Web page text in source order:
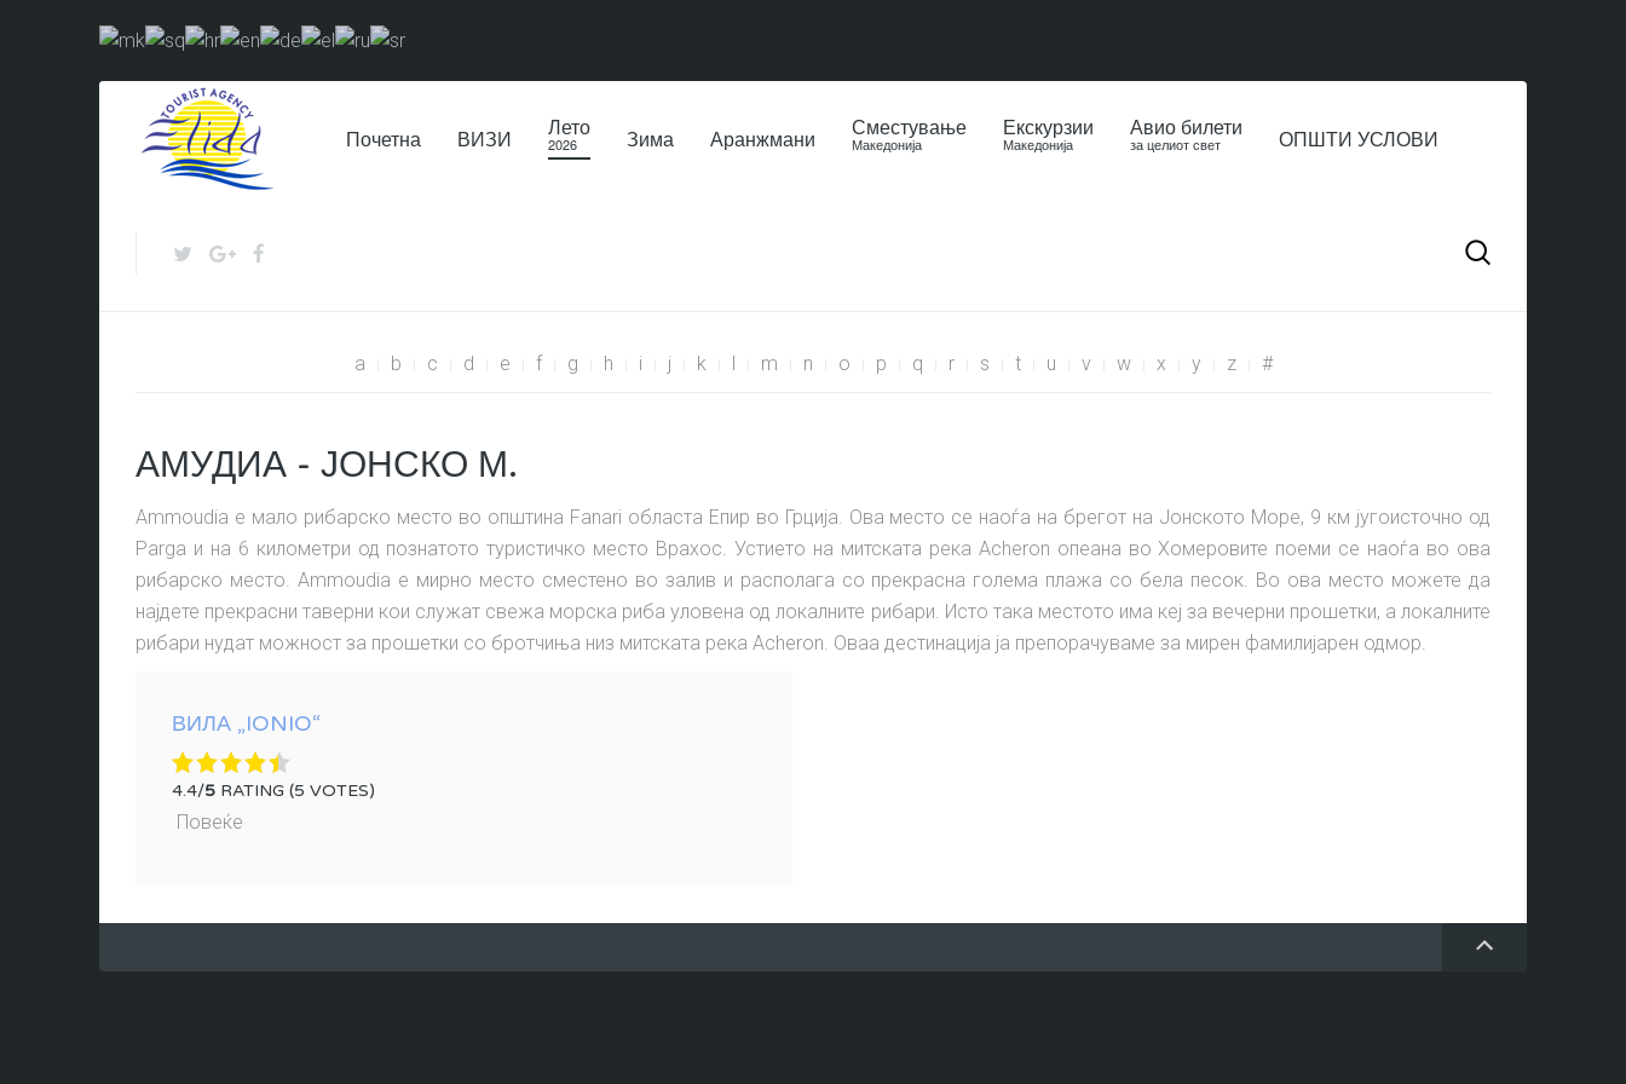
Почетна ВИЗИ Лето
2026 Зима Аранжмани Сместување
Македонија
Екскурзии
Македонија
Авио билети
за целиот свет ОПШТИ УСЛОВИ
a b c d e f g h i j k l m n o p q r s t u v w x y z #
АМУДИА - ЈОНСКО М.
Ammoudia е мало рибарско место во општина Fanari областа Епир во Грција. Ова место се наоѓа на брегот на Јонското Море, 9 км југоисточно од
Parga и на 6 километри од познатото туристичко место Врахос. Устието на митската река Acheron опеана во Хомеровите поеми се наоѓа во ова
рибарско место. Ammoudia е мирно место сместено во залив и располага со прекрасна голема плажа со бела песок. Во ова место можете да
најдете прекрасни таверни кои служат свежа морска риба уловена од локалните рибари. Исто така местото има кеј за вечерни прошетки, а локалните
рибари нудат можност за прошетки со бротчиња низ митската река Acheron. Оваа дестинација ја препорачуваме за мирен фамилијарен одмор.
ВИЛА „IONIO“
4.4/5 RATING (5 VOTES)
Повеќе